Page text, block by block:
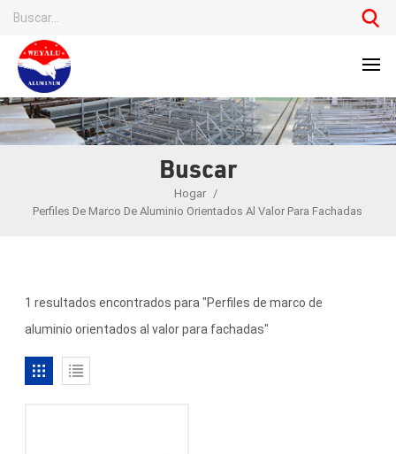
Buscar
Hogar /
Perfiles De Marco De Aluminio Orientados Al Valor Para Fachadas
1 resultados encontrados para "Perfiles de marco de
aluminio orientados al valor para fachadas"